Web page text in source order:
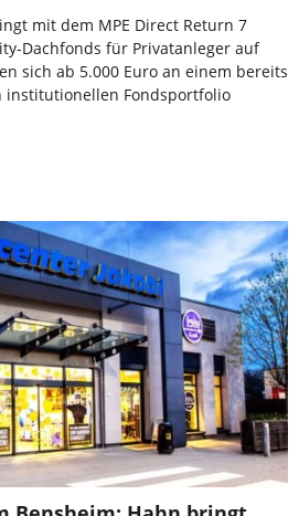
mit dem MPE Direct Return 7
Dachfonds für Privatanleger auf
sich ab 5.000 Euro an einem bereits
institutionellen Fondsportfolio